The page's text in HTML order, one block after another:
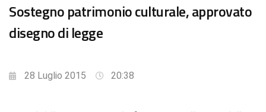
Sostegno patrimonio culturale, approvato
disegno di legge
28 Luglio 2015 20:38